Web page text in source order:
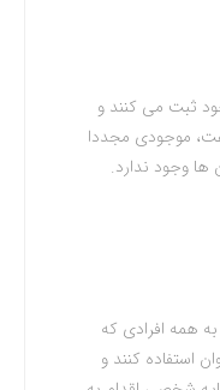
ثبت می کنند و
موجودی مجددا
ها وجود ندارد.
همه افرادی که
استفاده کنند و